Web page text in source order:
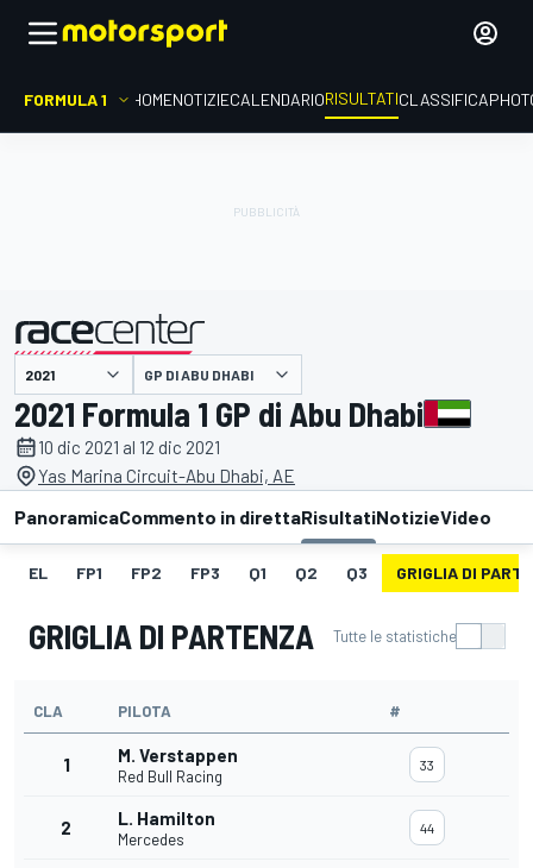
FORMULA 1 HOMENOTIZIECALENDARIORISULTATICLASSIFICA
presentato da GP DI ABU DHABI
2021 Formula 1 GP di Abu Dhabi
10 dic 2021 al 12 dic 2021
Yas Marina Circuit-Abu Dhabi, AE
PanoramicaCommento in direttaRisultatiNotizieVideo
EL FP1 FP2 FP3 Q1 Q2 Q3 GRIGLIA DI
GRIGLIA DI PARTENZA Tutte le statistiche
CLA PILOTA #
1 M. Verstappen
Red Bull Racing
33
2 L. Hamilton
Mercedes
44